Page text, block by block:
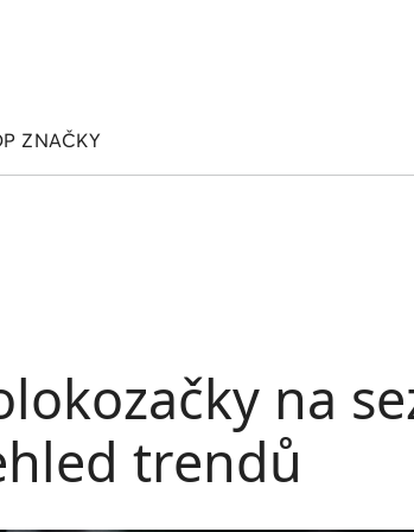
ZNAČKY
na
trendů